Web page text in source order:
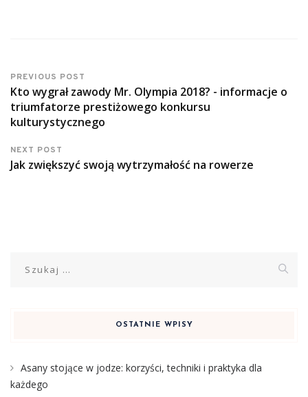
PREVIOUS POST
Kto wygrał zawody Mr. Olympia 2018? - informacje o
triumfatorze prestiżowego konkursu
kulturystycznego
NEXT POST
Jak zwiększyć swoją wytrzymałość na rowerze
OSTATNIE WPISY
Asany stojące w jodze: korzyści, techniki i praktyka dla
każdego